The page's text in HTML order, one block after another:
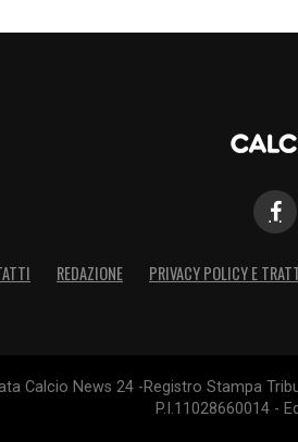
della tripletta di Milito.
REDAZIONE PRIVACY POLICY E
Calcio News 24 -Registro Stampa
P.I.11028660014 -